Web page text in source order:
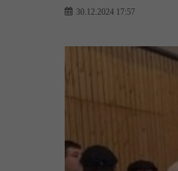
30.12.2024 17:57